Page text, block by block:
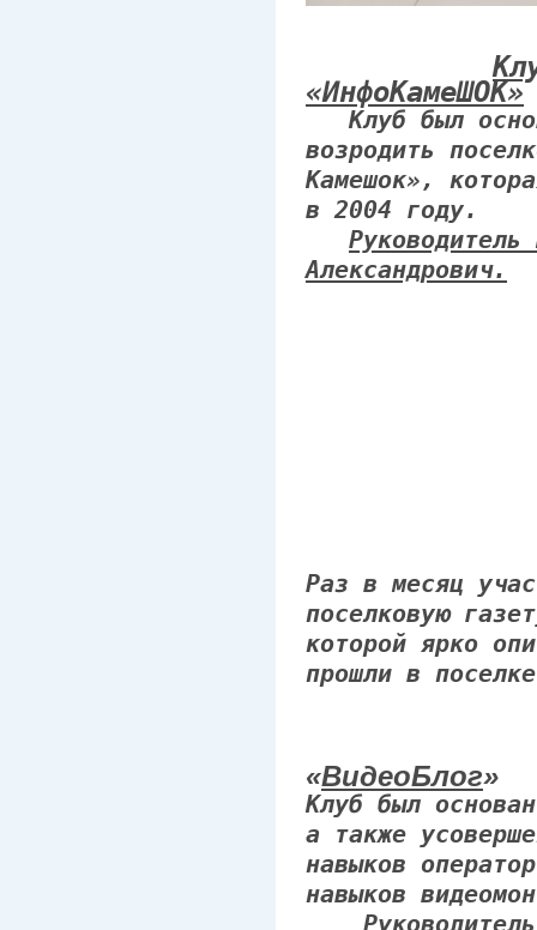
«ИнфоКамеШОК»
Клуб был
возродить
Камешок»,
в 2004 году.
Александрович.
Раз в месяц
поселковую
которой ярко
прошли в
«ВидеоБлог»
Клуб был
а также
навыков
навыков